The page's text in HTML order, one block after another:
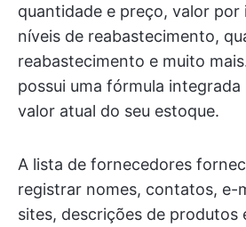
quantidade e preço, valor por
níveis de reabastecimento,
reabastecimento e muito
possui uma fórmula integrada
valor atual do seu estoque.
A lista de fornecedores
registrar nomes, contatos, e-
sites, descrições de produtos